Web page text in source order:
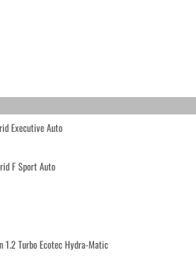
Executive Auto
F Sport Auto
1.2 Turbo Ecotec Hydra-Matic